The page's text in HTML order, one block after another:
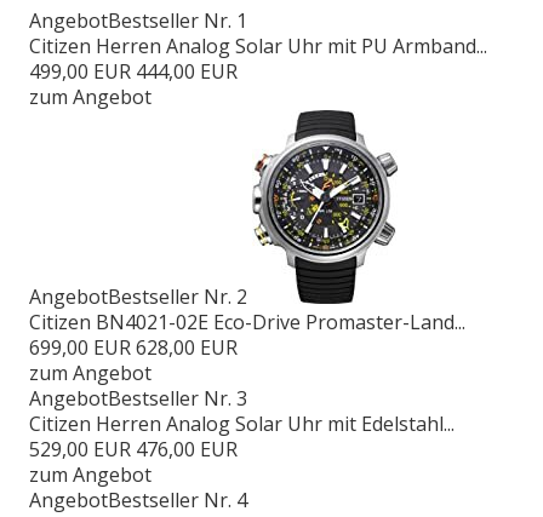
AngebotBestseller Nr. 1
Citizen Herren Analog Solar Uhr mit PU Armband...
499,00 EUR 444,00 EUR
zum Angebot
AngebotBestseller Nr. 2
Citizen BN4021-02E Eco-Drive Promaster-Land...
699,00 EUR628,00 EUR
zum Angebot
AngebotBestseller Nr. 3
Citizen Herren Analog Solar Uhr mit Edelstahl...
529,00 EUR 476,00 EUR
zum Angebot
AngebotBestseller Nr. 4